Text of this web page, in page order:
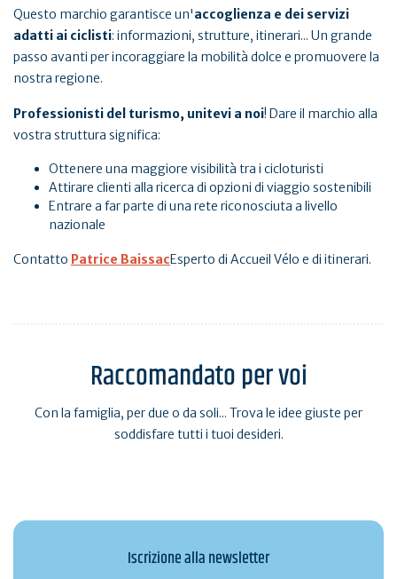
Questo marchio garantisce un'accoglienza e dei servizi
adatti ai ciclisti: informazioni, strutture, itinerari... Un grande
passo avanti per incoraggiare la mobilità dolce e promuovere la
nostra regione.
Professionisti del turismo, unitevi a noi! Dare il marchio alla
vostra struttura significa:
Ottenere una maggiore visibilità tra i cicloturisti
Attirare clienti alla ricerca di opzioni di viaggio sostenibili
Entrare a far parte di una rete riconosciuta a livello
nazionale
Contatto Patrice BaissacEsperto di Accueil Vélo e di itinerari.
Raccomandato per voi
Con la famiglia, per due o da soli... Trova le idee giuste per
soddisfare tutti i tuoi desideri.
Iscrizione alla newsletter